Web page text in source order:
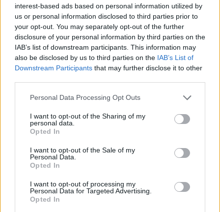
interest-based ads based on personal information utilized by
us or personal information disclosed to third parties prior to
your opt-out. You may separately opt-out of the further
disclosure of your personal information by third parties on the
IAB’s list of downstream participants. This information may
also be disclosed by us to third parties on the IAB’s List of
Downstream Participants that may further disclose it to other
Personal Data Processing Opt Outs
I want to opt-out of the Sharing of my
personal data.
Opted In
I want to opt-out of the Sale of my
Personal Data.
Opted In
I want to opt-out of processing my
Personal Data for Targeted Advertising.
Opted In
– Det är nästan viktigare än träning och att röra på sig. Att ha
människor runtomkring sig som man trivs med är otroligt
viktigt för den psykiska hälsan.
Hemma i Malmö är Malin minst lika aktiv som på jobbet. Hon
är mamman som går rappande in till fritids, som sjunger vid fel
tillfällen – och skäms inte ett dugg för det.
pinsamt. Jag vill visa barnen att det är okej att flippa ur ibland,
att vara sig själv. Det är inget farligt som kan hända.
Döttrarna Blanka och Hedda är dock inte lika imponerade av
mamma som resten av Sveriges barn verkar vara.
– Mina barn är totalt oimponerade! Jag ber dem om en